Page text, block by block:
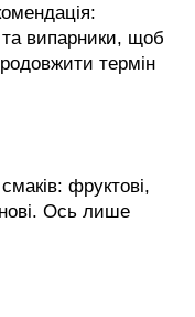
та випарники, щоб
термін
фруктові,
Ось лише